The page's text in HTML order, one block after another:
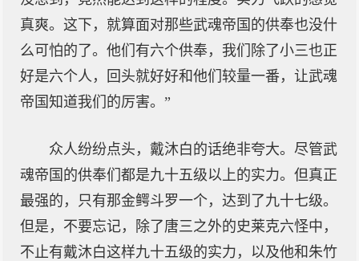
真爽。这下，就算面对那些武魂帝国的供奉也没什
么可怕的了。他们有六个供奉，我们除了小三也正
好是六个人，回头就好好和他们较量一番，让武魂
帝国知道我们的厉害。”
众人纷纷点头，戴沐白的话绝非夸大。尽管武
魂帝国的供奉们都是九十五级以上的实力。但真正
最强的，只有那金鳄斗罗一个，达到了九十七级。
但是，不要忘记，除了唐三之外的史莱克六怪中，
不止有戴沐白这样九十五级的实力，以及他和朱竹